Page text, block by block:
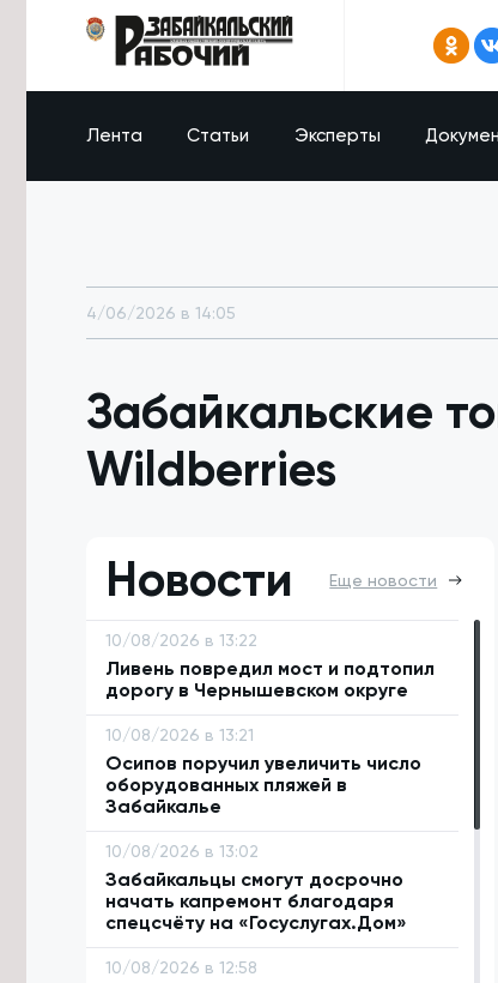
Лента Статьи Эксперты
4/06/2026 в 14:05
Забайкальские
Wildberries
Новости
Еще новости
10/08/2026 в 13:22
Ливень повредил мост и подтопил
дорогу в Чернышевском округе
10/08/2026 в 13:21
Осипов поручил увеличить число
оборудованных пляжей в
Забайкалье
10/08/2026 в 13:02
Забайкальцы смогут досрочно
начать капремонт благодаря
спецсчёту на «Госуслугах.Дом»
10/08/2026 в 12:58